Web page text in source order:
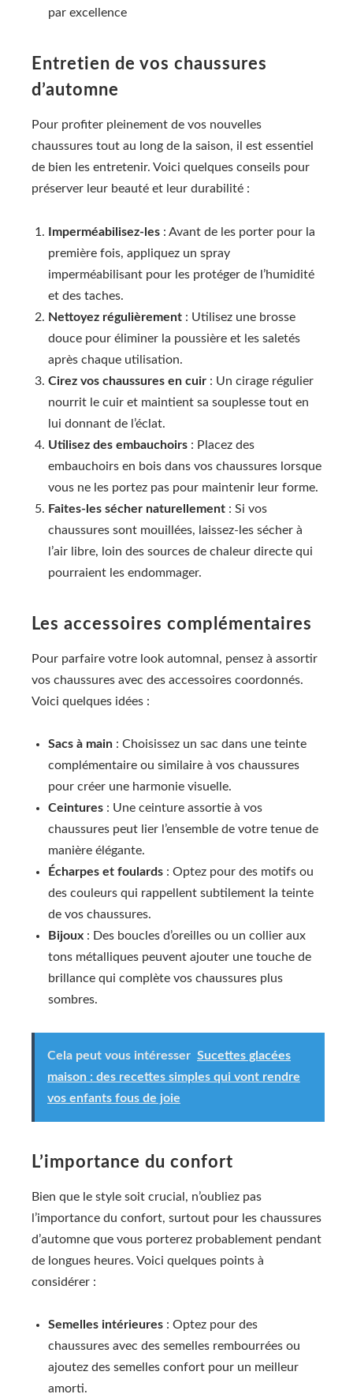
par excellence
Entretien de vos chaussures
d’automne
Pour profiter pleinement de vos nouvelles
chaussures tout au long de la saison, il est essentiel
de bien les entretenir. Voici quelques conseils pour
préserver leur beauté et leur durabilité :
Imperméabilisez-les : Avant de les porter pour la
première fois, appliquez un spray
imperméabilisant pour les protéger de l’humidité
et des taches.
Nettoyez régulièrement : Utilisez une brosse
douce pour éliminer la poussière et les saletés
après chaque utilisation.
Cirez vos chaussures en cuir : Un cirage régulier
nourrit le cuir et maintient sa souplesse tout en
lui donnant de l’éclat.
Utilisez des embauchoirs : Placez des
embauchoirs en bois dans vos chaussures lorsque
vous ne les portez pas pour maintenir leur forme.
Faites-les sécher naturellement : Si vos
chaussures sont mouillées, laissez-les sécher à
l’air libre, loin des sources de chaleur directe qui
pourraient les endommager.
Les accessoires complémentaires
Pour parfaire votre look automnal, pensez à assortir
vos chaussures avec des accessoires coordonnés.
Voici quelques idées :
Sacs à main : Choisissez un sac dans une teinte
complémentaire ou similaire à vos chaussures
pour créer une harmonie visuelle.
Ceintures : Une ceinture assortie à vos
chaussures peut lier l’ensemble de votre tenue de
manière élégante.
Écharpes et foulards : Optez pour des motifs ou
des couleurs qui rappellent subtilement la teinte
de vos chaussures.
Bijoux : Des boucles d’oreilles ou un collier aux
tons métalliques peuvent ajouter une touche de
brillance qui complète vos chaussures plus
sombres.
Cela peut vous intéresser Sucettes glacées
maison : des recettes simples qui vont rendre
vos enfants fous de joie
L’importance du confort
Bien que le style soit crucial, n’oubliez pas
l’importance du confort, surtout pour les chaussures
d’automne que vous porterez probablement pendant
de longues heures. Voici quelques points à
considérer :
Semelles intérieures : Optez pour des
chaussures avec des semelles rembourrées ou
ajoutez des semelles confort pour un meilleur
amorti.